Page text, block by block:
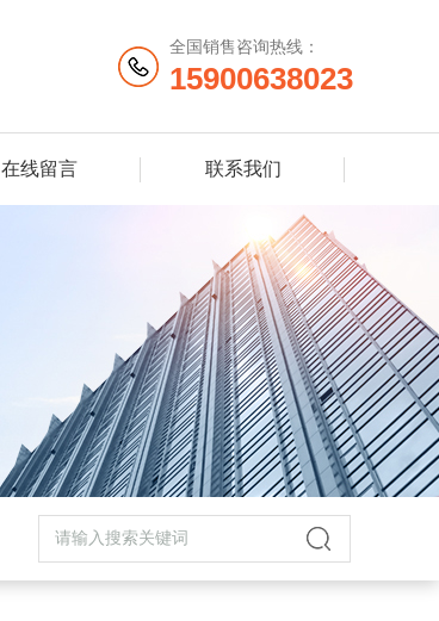
全国销售咨询热线：
15900638023
在线留言 联系我们